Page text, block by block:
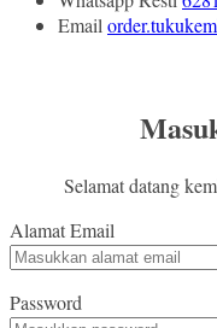
Email
Selamat datang
Alamat Email
Password